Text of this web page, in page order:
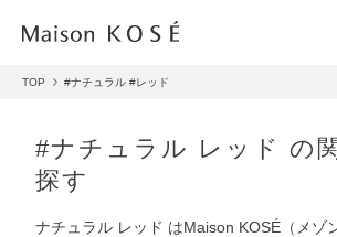
TOP #ナチュラル #レッド
#ナチュラル レッド の
探す
ナチュラル レッド はMaison KOSÉ（メゾ